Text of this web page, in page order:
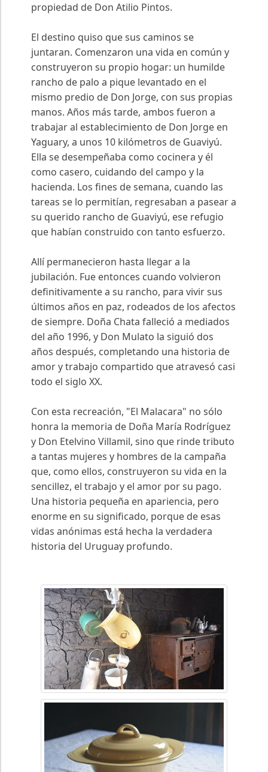
propiedad de Don Atilio Pintos.
El destino quiso que sus caminos se
juntaran. Comenzaron una vida en común y
construyeron su propio hogar: un humilde
rancho de palo a pique levantado en el
mismo predio de Don Jorge, con sus propias
manos. Años más tarde, ambos fueron a
trabajar al establecimiento de Don Jorge en
Yaguary, a unos 10 kilómetros de Guaviyú.
Ella se desempeñaba como cocinera y él
como casero, cuidando del campo y la
hacienda. Los fines de semana, cuando las
tareas se lo permitían, regresaban a pasear a
su querido rancho de Guaviyú, ese refugio
que habían construido con tanto esfuerzo.
Allí permanecieron hasta llegar a la
jubilación. Fue entonces cuando volvieron
definitivamente a su rancho, para vivir sus
últimos años en paz, rodeados de los afectos
de siempre. Doña Chata falleció a mediados
del año 1996, y Don Mulato la siguió dos
años después, completando una historia de
amor y trabajo compartido que atravesó casi
todo el siglo XX.
Con esta recreación, "El Malacara" no sólo
honra la memoria de Doña María Rodríguez
y Don Etelvino Villamil, sino que rinde tributo
a tantas mujeres y hombres de la campaña
que, como ellos, construyeron su vida en la
sencillez, el trabajo y el amor por su pago.
Una historia pequeña en apariencia, pero
enorme en su significado, porque de esas
vidas anónimas está hecha la verdadera
historia del Uruguay profundo.